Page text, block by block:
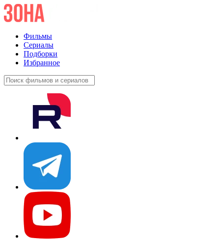
Фильмы
Сериалы
Подборки
Избранное